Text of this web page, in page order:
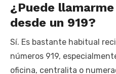
¿Puede
desde un 919?
Sí. Es bastante habitual
números 919,
oficina, centralita o